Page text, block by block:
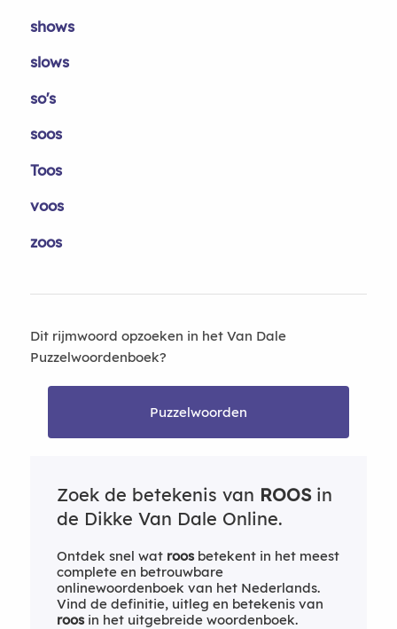
shows
slows
so's
soos
Toos
voos
zoos
Dit rijmwoord opzoeken in het Van Dale
Puzzelwoordenboek?
Puzzelwoorden
Zoek de betekenis van ROOSin
de Dikke Van Dale Online.
Ontdek snel wat roosbetekent in het meest
complete en betrouwbare
onlinewoordenboek van het Nederlands.
Vind de definitie, uitleg en betekenis van
roosin het uitgebreide woordenboek.